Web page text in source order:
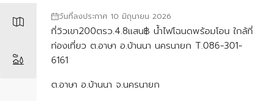
วันที่ลงประกาศ 10 มิถุนายน 2026
ที่วิวเขา200ตรว.4.8แสน฿ น้ำไฟโฉนดพร้อมโอน ใกล้ที่
ท่องเที่ยว ต.อาษา อ.บ้านนา นครนายก T.086-301-
6161
ต.อาษา อ.บ้านนา จ.นครนายก